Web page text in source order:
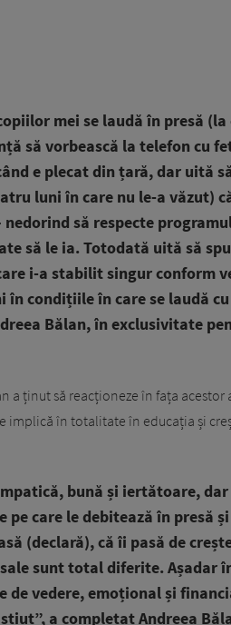
mei se laudă în presă
să vorbească la telefon cu
e plecat din țară, dar uită
luni în care nu le-a văzut)
nedorind să respecte
să le ia. Totodată uită să
i-a stabilit singur conform
în condițiile în care se laudă
Bălan, în exclusivitate
a ținut să reacționeze în fața
implică în totalitate în educația și
bună și iertătoare,
pe care le debitează în presă
(declară), că îi pasă de
sunt total diferite. Așadar
de vedere, emoțional și
a completat Andreea